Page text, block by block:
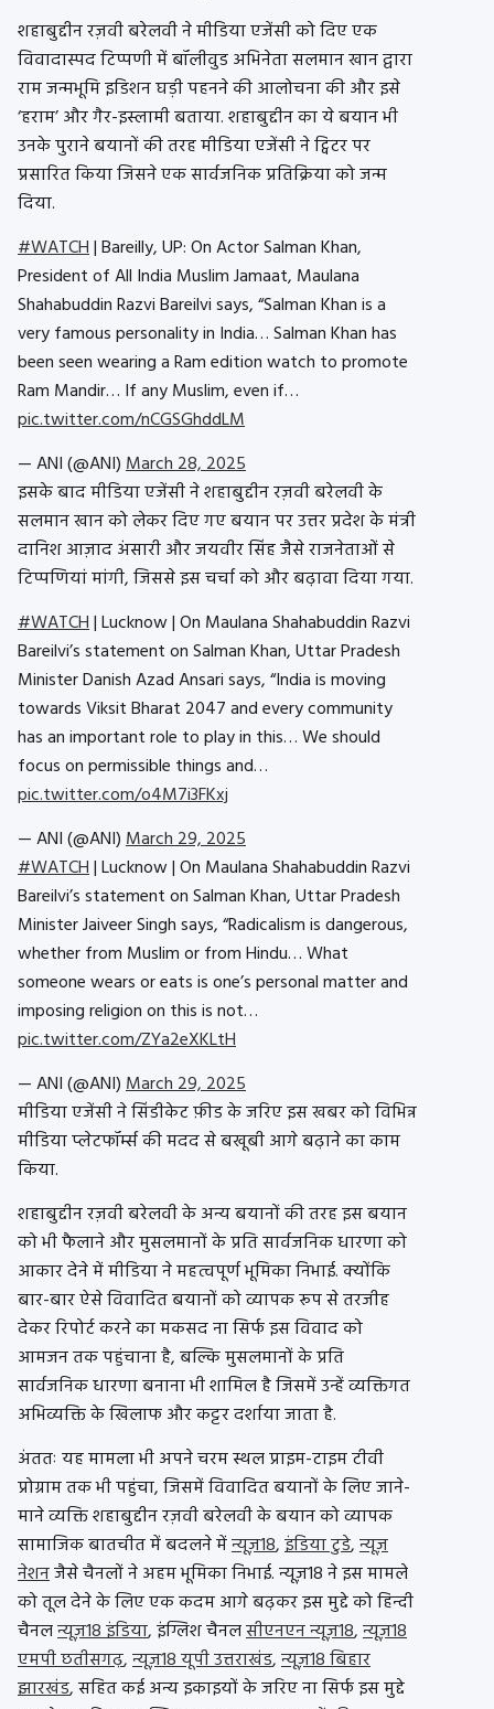
शहाबुद्दीन रज़वी बरेलवी ने मीडिया एजेंसी को दिए एक
विवादास्पद टिप्पणी में बॉलीवुड अभिनेता सलमान खान द्वारा
राम जन्मभूमि इडिशन घड़ी पहनने की आलोचना की और इसे
‘हराम’ और गैर-इस्लामी बताया. शहाबुद्दीन का ये बयान भी
उनके पुराने बयानों की तरह मीडिया एजेंसी ने ट्विटर पर
प्रसारित किया जिसने एक सार्वजनिक प्रतिक्रिया को जन्म
दिया.
#WATCH| Bareilly, UP: On Actor Salman Khan,
President of All India Muslim Jamaat, Maulana
Shahabuddin Razvi Bareilvi says, “Salman Khan is a
very famous personality in India… Salman Khan has
been seen wearing a Ram edition watch to promote
Ram Mandir… If any Muslim, even if…
pic.twitter.com/nCGSGhddLM
— ANI (@ANI)March 28, 2025
इसके बाद मीडिया एजेंसी ने शहाबुद्दीन रज़वी बरेलवी के
सलमान खान को लेकर दिए गए बयान पर उत्तर प्रदेश के मंत्री
दानिश आज़ाद अंसारी और जयवीर सिंह जैसे राजनेताओं से
टिप्पणियां मांगी, जिससे इस चर्चा को और बढ़ावा दिया गया.
#WATCH| Lucknow | On Maulana Shahabuddin Razvi
Bareilvi’s statement on Salman Khan, Uttar Pradesh
Minister Danish Azad Ansari says, “India is moving
towards Viksit Bharat 2047 and every community
has an important role to play in this… We should
focus on permissible things and…
pic.twitter.com/o4M7i3FKxj
— ANI (@ANI)March 29, 2025
#WATCH| Lucknow | On Maulana Shahabuddin Razvi
Bareilvi’s statement on Salman Khan, Uttar Pradesh
Minister Jaiveer Singh says, “Radicalism is dangerous,
whether from Muslim or from Hindu… What
someone wears or eats is one’s personal matter and
imposing religion on this is not…
pic.twitter.com/ZYa2eXKLtH
— ANI (@ANI)March 29, 2025
मीडिया एजेंसी ने सिंडीकेट फ़ीड के जरिए इस खबर को विभिन्न
मीडिया प्लेटफॉर्म्स की मदद से बखूबी आगे बढ़ाने का काम
किया.
शहाबुद्दीन रज़वी बरेलवी के अन्य बयानों की तरह इस बयान
को भी फैलाने और मुसलमानों के प्रति सार्वजनिक धारणा को
आकार देने में मीडिया ने महत्वपूर्ण भूमिका निभाई. क्योंकि
बार-बार ऐसे विवादित बयानों को व्यापक रूप से तरजीह
देकर रिपोर्ट करने का मकसद ना सिर्फ इस विवाद को
आमजन तक पहुंचाना है, बल्कि मुसलमानों के प्रति
सार्वजनिक धारणा बनाना भी शामिल है जिसमें उन्हें व्यक्तिगत
अभिव्यक्ति के खिलाफ और कट्टर दर्शाया जाता है.
अंततः यह मामला भी अपने चरम स्थल प्राइम-टाइम टीवी
प्रोग्राम तक भी पहुंचा, जिसमें विवादित बयानों के लिए जाने-
माने व्यक्ति शहाबुद्दीन रज़वी बरेलवी के बयान को व्यापक
सामाजिक बातचीत में बदलने मेंन्यूज़18,इंडिया टुडे,न्यूज़
नेशनजैसे चैनलों ने अहम भूमिका निभाई. न्यूज़18 ने इस मामले
को तूल देने के लिए एक कदम आगे बढ़कर इस मुद्दे को हिन्दी
चैनलन्यूज़18 इंडिया, इंग्लिश चैनलसीएनएन न्यूज़18,न्यूज़18
एमपी छतीसगढ़,न्यूज़18 यूपी उत्तराखंड,न्यूज़18 बिहार
झारखंड, सहित कई अन्य इकाइयों के जरिए ना सिर्फ इस मुद्दे